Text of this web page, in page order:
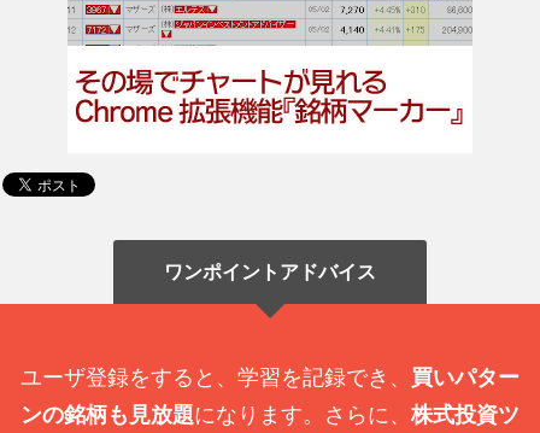
ワンポイントアドバイス
ユーザ登録をすると、学習を記録でき、 買いパター
ンの銘柄も見放題になります。さらに、 株式投資ツ